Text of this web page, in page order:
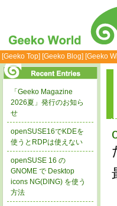
[Geeko Top] [Geeko Blog] [Geeko
「Geeko Magazine
2026夏」発行のお知ら
せ
openSUSE16でKDEを
使うとRDPは使えない
openSUSE 16 の
GNOME で Desktop
icons NG(DING) を使う
方法